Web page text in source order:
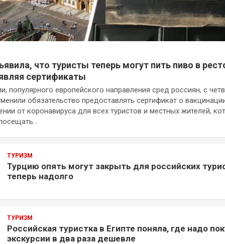
что туристы теперь могут пить пиво в
сертификаты
популярного европейского направления сред россиян, с
обязательство предоставлять сертификат о
от коронавируса для всех туристов и местных жителей,
ТУРИЗМ
Турцию опять могут закрыть для российских
теперь надолго
ТУРИЗМ
Российская туристка в Египте поняла, где надо
экскурсии в два раза дешевле